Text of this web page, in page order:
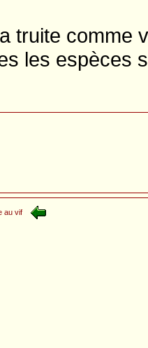
truite comme
les espèces
au vif